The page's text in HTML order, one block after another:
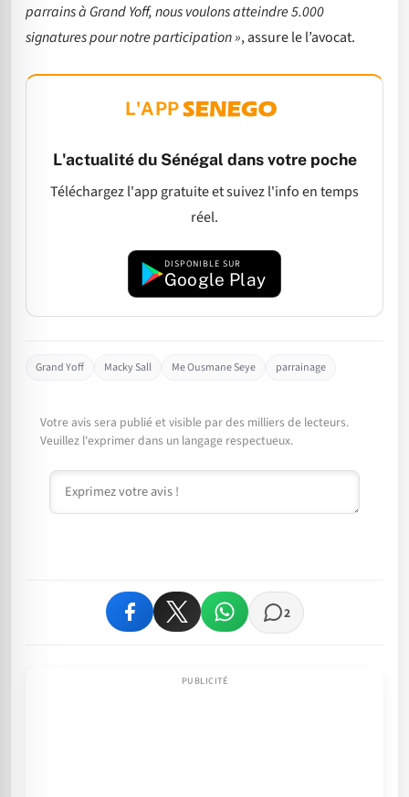
parrains à Grand Yoff, nous voulons atteindre 5.000
signatures pour notre participation », assure le l’avocat.
L'APP
L'actualité du Sénégal dans votre poche
Téléchargez l'app gratuite et suivez l'info en temps
réel.
DISPONIBLE SUR
Google Play
Grand Yoff Macky Sall Me Ousmane Seye parrainage
Votre avis sera publié et visible par des milliers de lecteurs.
Veuillez l'exprimer dans un langage respectueux.
Commentaire
2